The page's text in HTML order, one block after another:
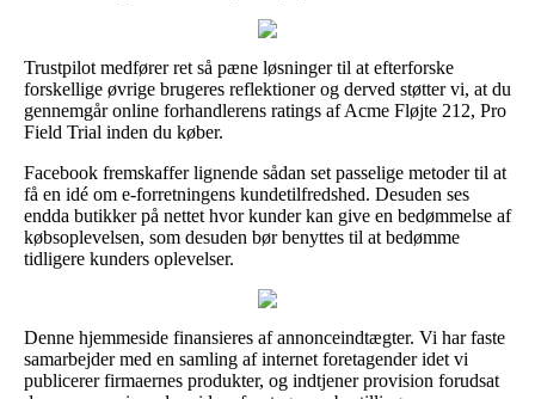
Trustpilot medfører ret så pæne løsninger til at efterforske
forskellige øvrige brugeres reflektioner og derved støtter vi, at du
gennemgår online forhandlerens ratings af Acme Fløjte 212, Pro
Field Trial inden du køber.
Facebook fremskaffer lignende sådan set passelige metoder til at
få en idé om e-forretningens kundetilfredshed. Desuden ses
endda butikker på nettet hvor kunder kan give en bedømmelse af
købsoplevelsen, som desuden bør benyttes til at bedømme
tidligere kunders oplevelser.
Denne hjemmeside finansieres af annonceindtægter. Vi har faste
samarbejder med en samling af internet foretagender idet vi
publicerer firmaernes produkter, og indtjener provision forudsat